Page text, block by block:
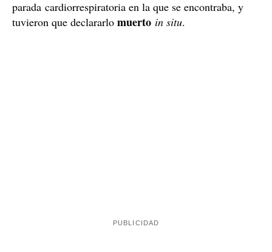
parada cardiorrespiratoria en la que se encontraba, y
tuvieron que declararlo muerto in situ.